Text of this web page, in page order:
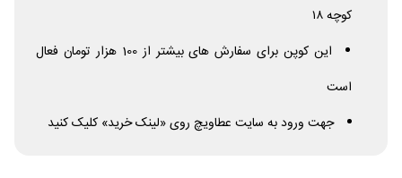
کوچه ۱۸
این کوپن برای سفارش های بیشتر از 100 هزار تومان فعال
است
جهت ورود به سایت عطاویچ روی «لینک خرید» کلیک کنید